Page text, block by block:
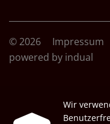
© 2026 Impressum
powered by indual
Wir